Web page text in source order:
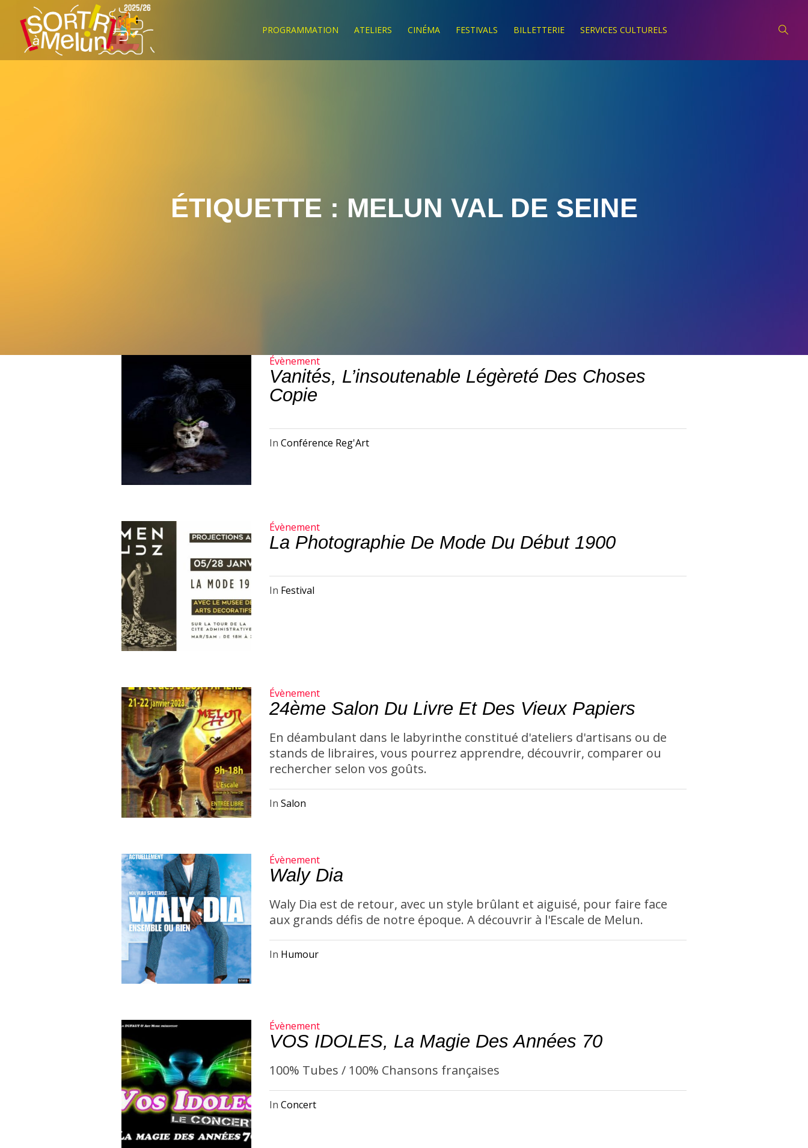
PROGRAMMATION ATELIERS CINÉMA FESTIVALS BILLETTERIE SERVICES CULTURELS
ÉTIQUETTE : MELUN VAL DE SEINE
Évènement
Vanités, L’insoutenable Légèreté Des Choses
Copie
InConférence Reg'Art
Évènement
La Photographie De Mode Du Début 1900
In Festival
Évènement
24ème Salon Du Livre Et Des Vieux Papiers
En déambulant dans le labyrinthe constitué d'ateliers d'artisans ou de
stands de libraires, vous pourrez apprendre, découvrir, comparer ou
rechercher selon vos goûts.
InSalon
Évènement
Waly Dia
Waly Dia est de retour, avec un style brûlant et aiguisé, pour faire face
aux grands défis de notre époque. A découvrir à l'Escale de Melun.
In Humour
Évènement
VOS IDOLES, La Magie Des Années 70
100% Tubes / 100% Chansons françaises
InConcert